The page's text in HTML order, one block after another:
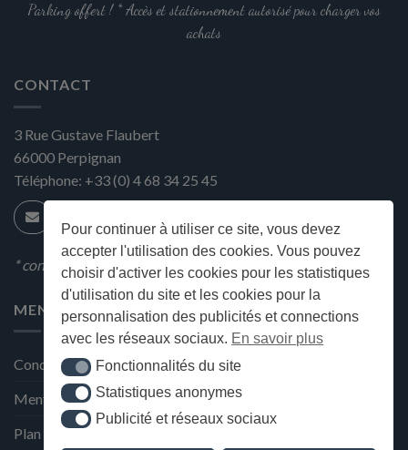
Pour continuer à utiliser ce site, vous devez
accepter l'utilisation des cookies. Vous pouvez
choisir d'activer les cookies pour les statistiques
d'utilisation du site et les cookies pour la
personnalisation des publicités et connections
avec les réseaux sociaux. En savoir plus
Fonctionnalités du site
Fonctionnalités du site
Statistiques anonymes
Statistiques anonymes
Publicité et réseaux sociaux
Publicité et réseaux sociaux
Parking offert ! * Accès et stationnement autorisé pour charger vos
achats
CONTACT
3 Rue Gustave Flaubert
66000 Perpignan
Téléphone: +33 (0) 4 68 34 25 45
* condition en magasin
MENU
Conditions générales de ventes
Mentions Légales et Politique de confidentialité
Plan du site